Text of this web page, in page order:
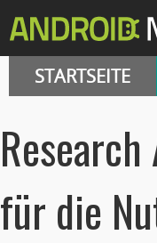
STARTSEITE
für die